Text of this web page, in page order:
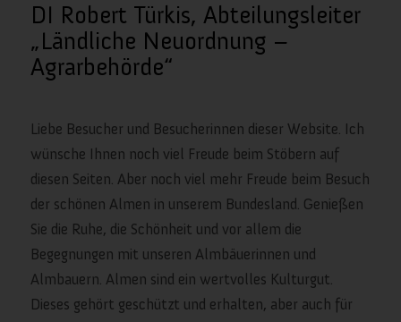
DI Robert Türkis, Abteilungsleiter
„Ländliche Neuordnung –
Agrarbehörde“
Liebe Besucher und Besucherinnen dieser Website. Ich
wünsche Ihnen noch viel Freude beim Stöbern auf
diesen Seiten. Aber noch viel mehr Freude beim Besuch
der schönen Almen in unserem Bundesland. Genießen
Sie die Ruhe, die Schönheit und vor allem die
Begegnungen mit unseren Almbäuerinnen und
Almbauern. Almen sind ein wertvolles Kulturgut.
Dieses gehört geschützt und erhalten, aber auch für